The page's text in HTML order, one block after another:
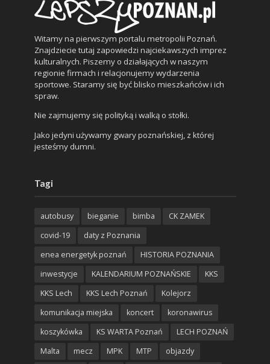
Witamy na pierwszym portalu metropolii Poznań.
Znajdziecie tutaj zapowiedzi najciekawszych imprez
kulturalnych. Piszemy o działających w naszym
regionie firmach i relacjonujemy wydarzenia
sportowe. Staramy się być blisko mieszkańców i ich
spraw.
Nie zajmujemy się polityką i walką o stołki.
Jako jedyni używamy gwary poznańskiej, z której
jesteśmy dumni.
Tagi
autobusy bieganie bimba
CK ZAMEK
covid-19
daty z Poznania
enea energetyk poznań
HISTORIA POZNANIA
inwestycje
KALENDARIUM POZNAŃSKIE
KKS
KKS Lech
KKS Lech Poznań
Kolejorz
komunikacja miejska
koncert
koronawirus
koszykówka
KS WARTA Poznań
LECH POZNAŃ
Malta
mecz MPK MTP
objazdy